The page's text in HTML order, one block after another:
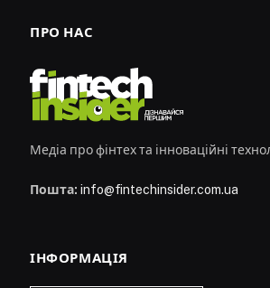
ПРО НАС
Медіа про фінтех та інноваційні
Пошта: info@fintechinsider.com.ua
ІНФОРМАЦІЯ